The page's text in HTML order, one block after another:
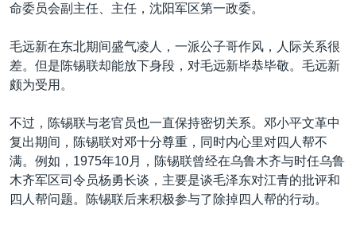
命委员会副主任、主任，沈阳军区第一政委。
毛远新在东北期间盛气凌人，一派公子哥作风，人际关系很
差。但是陈锡联却能放下身段，对毛远新毕恭毕敬。毛远新
颇为受用。
不过，陈锡联与老官员也一直保持密切关系。邓小平文革中
复出期间，陈锡联对邓十分尊重，同时内心里对四人帮不
满。例如，1975年10月，陈锡联曾经在乌鲁木齐与时任乌鲁
木齐军区司令员杨勇长谈，主要是谈毛泽东对江青的批评和
四人帮问题。陈锡联后来积极参与了除掉四人帮的行动。